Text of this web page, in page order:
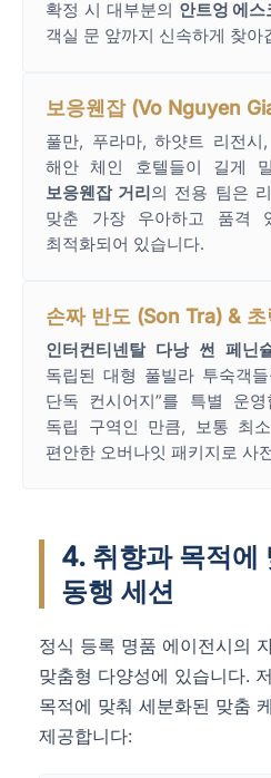
확정 시 대부분의 안트엉 에스
객실 문 앞까지 신속하게 찾아
보응웬잡 (Vo Nguyen
풀만, 푸라마, 하얏트 리전
해안 체인 호텔들이 길게
보응웬잡 거리의 전용 팀은
맞춘 가장 우아하고 품격
최적화되어 있습니다.
손짜 반도 (Son Tra) & 초
인터컨티넨탈 다낭 썬 페닌
독립된 대형 풀빌라 투숙객
단독 컨시어지”를 특별 운
독립 구역인 만큼, 보통 최
편안한 오버나잇 패키지로 사
4. 취향과 목적에
동행 세션
정식 등록 명품 에이전시의
맞춤형 다양성에 있습니다.
목적에 맞춰 세분화된 맞춤
제공합니다: